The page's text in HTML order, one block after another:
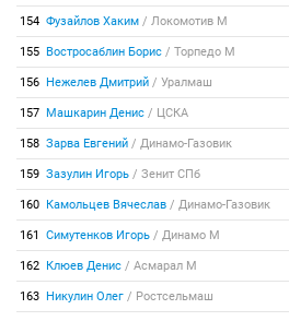
154 Фузайлов Хаким / Локомотив М
155 Востросаблин Борис / Торпедо М
156 Нежелев Дмитрий / Уралмаш
157 Машкарин Денис / ЦСКА
158 Зарва Евгений / Динамо-Газовик
159 Зазулин Игорь / Зенит СПб
160 Камольцев Вячеслав / Динамо-Газовик
161 Симутенков Игорь / Динамо М
162 Клюев Денис / Асмарал М
163 Никулин Олег / Ростсельмаш